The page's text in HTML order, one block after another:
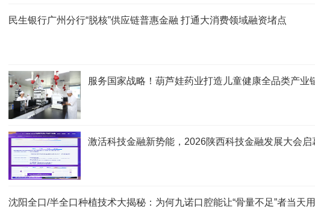
民生银行广州分行“脱核”供应链普惠金融 打通大消费领域融资堵点
服务国家战略！葫芦娃药业打造儿童健康全品类产业
激活科技金融新势能，2026陕西科技金融发展大会启
沈阳全口/半全口种植技术大揭秘：为何九诺口腔能让“骨量不足”者当天